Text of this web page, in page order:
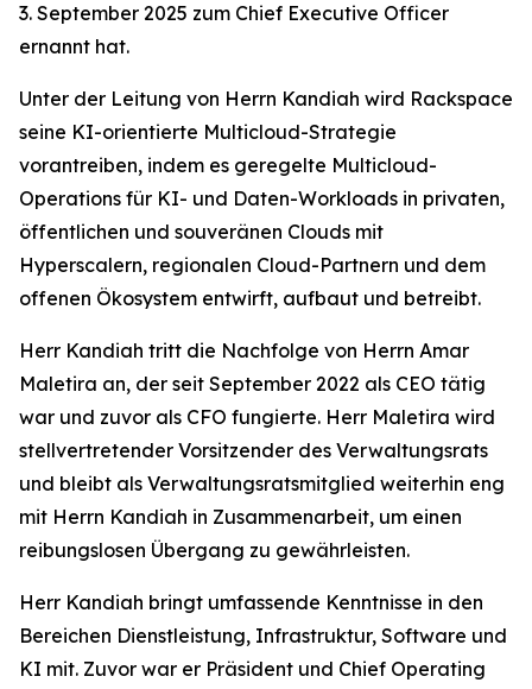
3. September 2025 zum Chief Executive Officer
ernannt hat.
Unter der Leitung von Herrn Kandiah wird Rackspace
seine KI-orientierte Multicloud-Strategie
vorantreiben, indem es geregelte Multicloud-
Operations für KI- und Daten-Workloads in privaten,
öffentlichen und souveränen Clouds mit
Hyperscalern, regionalen Cloud-Partnern und dem
offenen Ökosystem entwirft, aufbaut und betreibt.
Herr Kandiah tritt die Nachfolge von Herrn Amar
Maletira an, der seit September 2022 als CEO tätig
war und zuvor als CFO fungierte. Herr Maletira wird
stellvertretender Vorsitzender des Verwaltungsrats
und bleibt als Verwaltungsratsmitglied weiterhin eng
mit Herrn Kandiah in Zusammenarbeit, um einen
reibungslosen Übergang zu gewährleisten.
Herr Kandiah bringt umfassende Kenntnisse in den
Bereichen Dienstleistung, Infrastruktur, Software und
KI mit. Zuvor war er Präsident und Chief Operating